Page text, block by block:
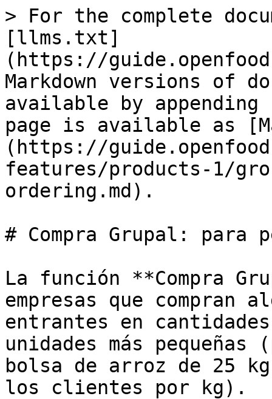
> For the complete
[llms.txt]
(https://
Markdown versions of
available by
page is available as
(https://
features/products-1/
ordering.md).
# Compra Grupal: para
La función **Compra
empresas que compran
entrantes en
unidades más pequeñas
bolsa de arroz de 25
los clientes por kg).